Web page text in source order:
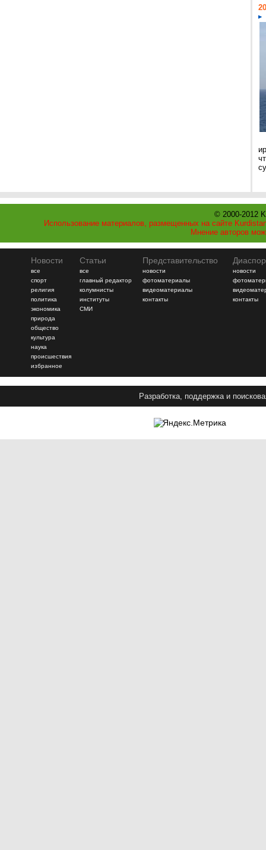
© 2000-2012
Использование материалов, размещенных на сайте
Мнение авторов
Новости
все
спорт
религия
политика
экономика
природа
общество
культура
наука
происшествия
избранное
Статьи
все
главный редактор
колумнисты
институты
СМИ
Представительство
новости
фотоматериалы
видеоматериалы
контакты
новости
контакты
Разработка, поддержка и